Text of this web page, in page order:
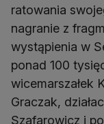
ratowania
nagranie z
wystąpienia w
ponad 100
wicemarszałek
Graczak,
Szafarowicz i